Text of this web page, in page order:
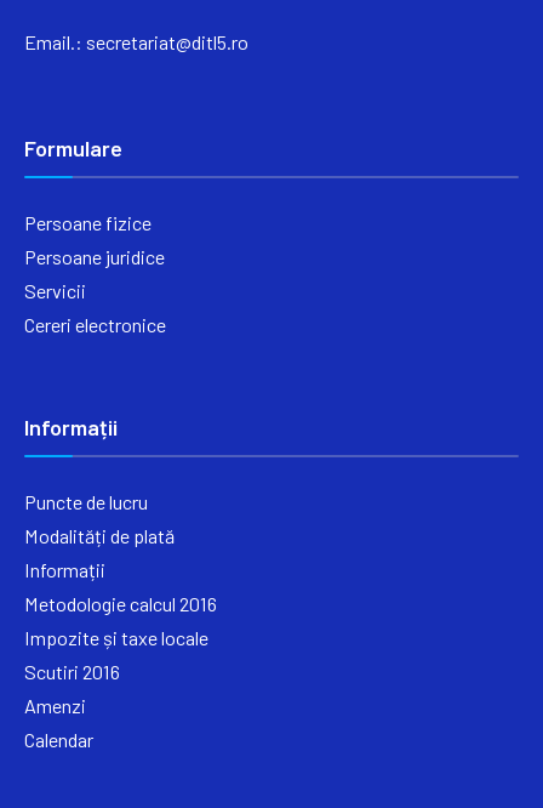
Email.: secretariat@ditl5.ro
Formulare
Persoane fizice
Persoane juridice
Servicii
Cereri electronice
Informații
Puncte de lucru
Modalități de plată
Informații
Metodologie calcul 2016
Impozite și taxe locale
Scutiri 2016
Amenzi
Calendar